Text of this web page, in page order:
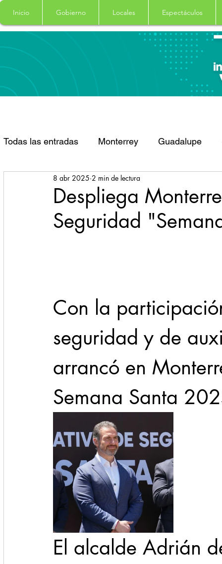
Inicio Gobierno Locales Espectáculos
Todas las entradas Monterrey Guadalupe
Santa Catarina San Pedro Garza Garcia
Espectaculos Clima Principal Salud
Seguridad 1 enero 31abr
Despliega
Seguridad
8 abr 2025 2 min de lectura
Con la
seguridad y de
arrancó en
Semana Santa
El alcalde Adrián